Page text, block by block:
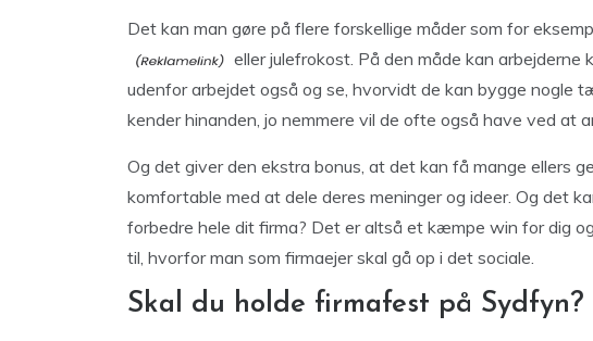
Det kan man gøre på flere forskellige måder som for
eller julefrokost. På den måde kan
udenfor arbejdet også og se, hvorvidt de kan bygge nogle
kender hinanden, jo nemmere vil de ofte også have ved at
Og det giver den ekstra bonus, at det kan få mange ellers
komfortable med at dele deres meninger og ideer. Og det
forbedre hele dit firma? Det er altså et kæmpe win for dig
til, hvorfor man som firmaejer skal gå op i det sociale.
Skal du holde firmafest på Sydfyn?